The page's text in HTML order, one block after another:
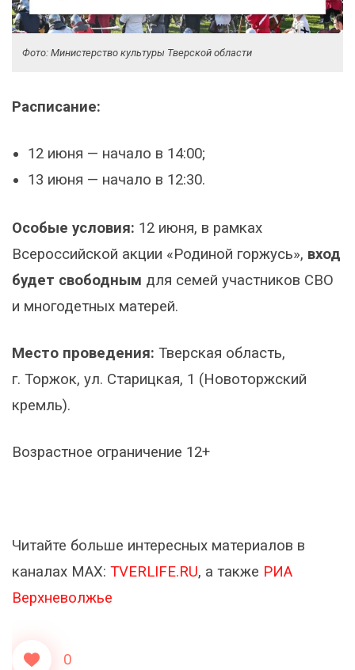
Фото: Министерство культуры Тверской области
Расписание:
12 июня — начало в 14:00;
13 июня — начало в 12:30.
Особые условия: 12 июня, в рамках
Всероссийской акции «Родиной горжусь», вход
будет свободным для семей участников СВО
и многодетных матерей.
Место проведения: Тверская область,
г. Торжок, ул. Старицкая, 1 (Новоторжский
кремль).
Возрастное ограничение 12+
Читайте больше интересных материалов в
каналах МАХ: TVERLIFE.RU, а также РИА
Верхневолжье
0